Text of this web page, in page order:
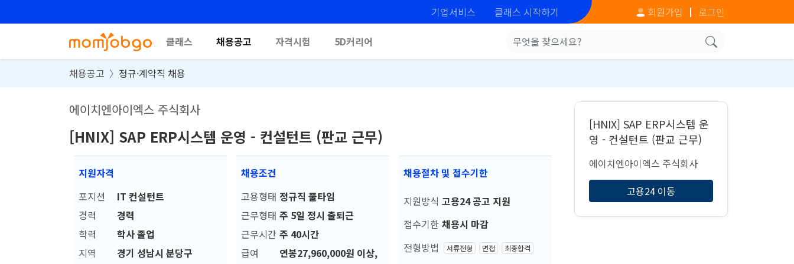
기업서비스 클래스 시작하기 회원가입 로그인
클래스 채용공고 자격시험 5D커리어
채용공고 정규·계약직 채용
에이치엔아이엑스 주식회사
[HNIX] SAP ERP시스템 운영 - 컨설턴트 (판교 근무)
지원자격
포지션
IT 컨설턴트
경력
경력
학력
학사 졸업
지역
경기 성남시 분당구
채용조건
고용형태 정규직 풀타임
근무형태 주 5일 정시 출퇴근
근무시간 주 40시간
급여
연봉27,960,000원 이상,
채용절차 및 접수기한
지원방식 고용24 공고 지원
접수기한 채용시 마감
전형방법
서류전형 면접 최종합격
[HNIX] SAP ERP시스템 운
영 - 컨설턴트 (판교 근무)
에이치엔아이엑스 주식회사
고용24 이동